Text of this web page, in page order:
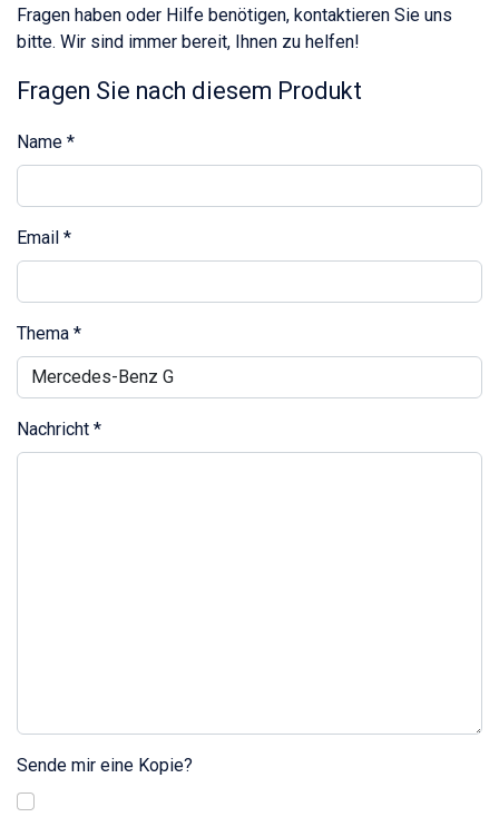
Fragen haben oder Hilfe benötigen, kontaktieren Sie uns
bitte. Wir sind immer bereit, Ihnen zu helfen!
Fragen Sie nach diesem Produkt
Name *
Email *
Thema *
Nachricht *
Sende mir eine Kopie?